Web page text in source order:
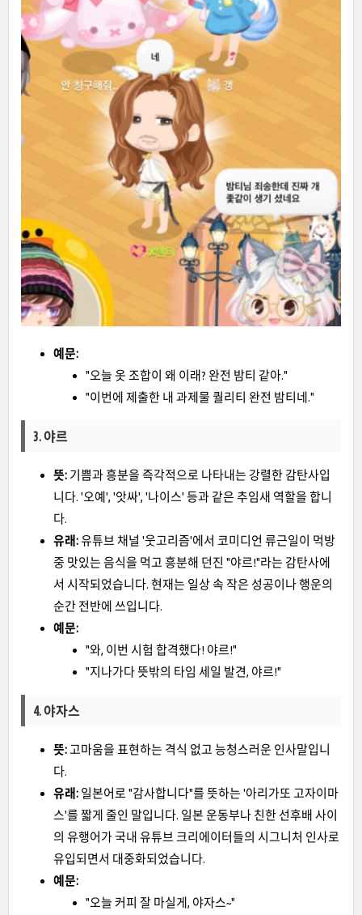
예문:
"오늘 옷 조합이 왜 이래? 완전 밤티 같아."
"이번에 제출한 내 과제물 퀄리티 완전 밤티네."
3. 야르
뜻: 기쁨과 흥분을 즉각적으로 나타내는 강렬한 감탄사입
니다. '오예', '앗싸', '나이스' 등과 같은 추임새 역할을 합니
다.
유래:유튜브 채널 '웃고리즘'에서 코미디언 류근일이 먹방
중 맛있는 음식을 먹고 흥분해 던진 "야르!"라는 감탄사에
서 시작되었습니다. 현재는 일상 속 작은 성공이나 행운의
순간 전반에 쓰입니다.
예문:
"와, 이번 시험 합격했다! 야르!"
"지나가다 뜻밖의 타임 세일 발견, 야르!"
4. 야자스
뜻: 고마움을 표현하는 격식 없고 능청스러운 인사말입니
다.
유래: 일본어로 "감사합니다"를 뜻하는 '아리가또 고자이마
스'를 짧게 줄인 말입니다. 일본 운동부나 친한 선후배 사이
의 유행어가 국내 유튜브 크리에이터들의 시그니처 인사로
유입되면서 대중화되었습니다.
예문:
"오늘 커피 잘 마실게, 야자스~"